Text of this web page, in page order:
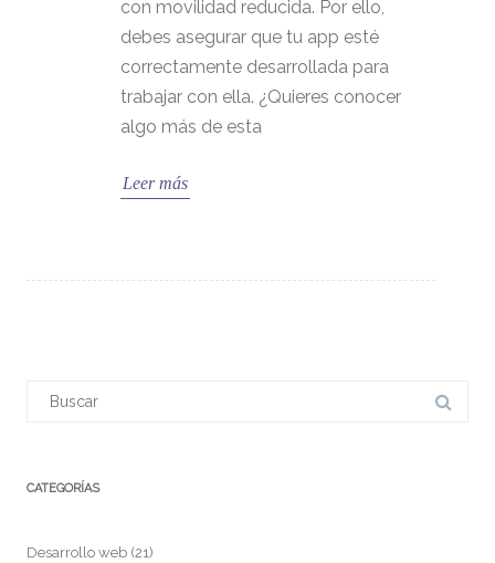
con movilidad reducida. Por ello,
debes asegurar que tu app esté
correctamente desarrollada para
trabajar con ella. ¿Quieres conocer
algo más de esta
Leer más
CATEGORÍAS
Desarrollo web (21)